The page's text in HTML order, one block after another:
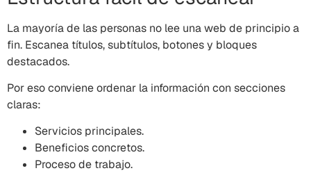
La mayoría de las personas no lee una web de principio a
fin. Escanea títulos, subtítulos, botones y bloques
destacados.
Por eso conviene ordenar la información con secciones
claras:
Servicios principales.
Beneficios concretos.
Proceso de trabajo.